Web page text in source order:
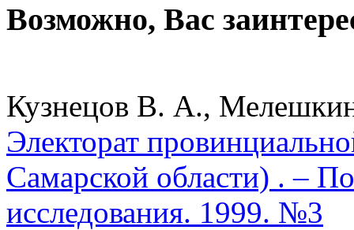
Возможно, Вас
Кузнецов В. А.,
Электорат
Самарской области) . –
исследования. 1999. №3